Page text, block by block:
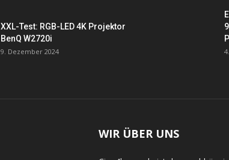
XXL-Test: RGB-LED 4K Projektor
BenQ W2720i
9. Dezember 2024
WIR ÜBER UNS